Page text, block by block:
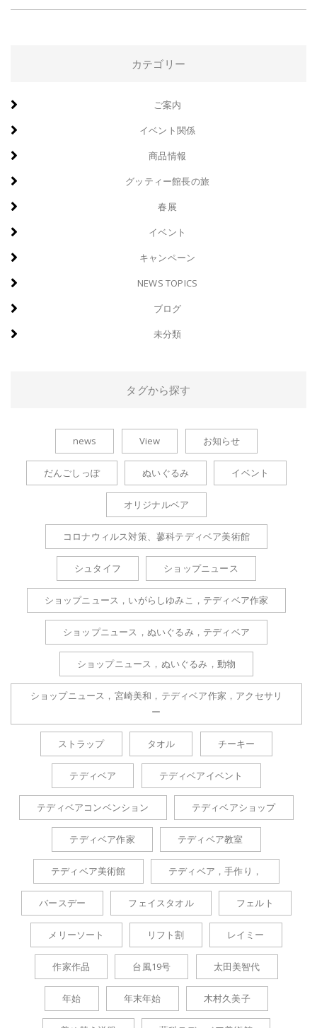
カテゴリー
ご案内
イベント関係
商品情報
グッティー館長の旅
春展
イベント
キャンペーン
NEWS TOPICS
ブログ
未分類
タグから探す
news View お知らせ
だんごしっぽ ぬいぐるみ イベント
オリジナルベア
コロナウィルス対策、蓼科テディベア美術館
シュタイフ ショップニュース
ショップニュース，いがらしゆみこ，テディベア作家
ショップニュース，ぬいぐるみ，テディベア
ショップニュース，ぬいぐるみ，動物
ショップニュース，宮崎美和，テディベア作家，アクセサリ
ー
ストラップ タオル チーキー
テディベア テディベアイベント
テディベアコンベンション テディベアショップ
テディベア作家 テディベア教室
テディベア美術館 テディベア，手作り，
バースデー フェイスタオル フェルト
メリーソート リフト割 レイミー
作家作品 台風19号 太田美智代
年始 年末年始 木村久美子